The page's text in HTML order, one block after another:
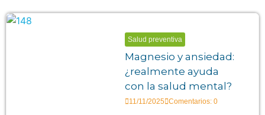
Salud preventiva
Magnesio y ansiedad:
¿realmente ayuda
con la salud mental?
11/11/2025 Comentarios: 0